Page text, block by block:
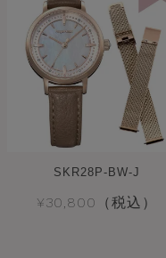
SKR28P-BW-J
¥30,800（税込）